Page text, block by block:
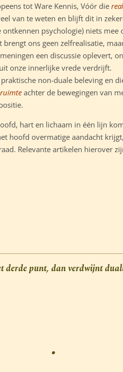
tot Ware Kennis, Vóór die
van te weten en blijft dit in
psychologie) niets mee
ons geen zelfrealisatie,
een discussie oplevert,
onze innerlijke vrede verdrijft.
non-duale beleving en
achter de bewegingen van
hart en lichaam in één lijn
hoofd overmatige aandacht
Relevante artikelen hierover
derde punt, dan verdwijnt
.